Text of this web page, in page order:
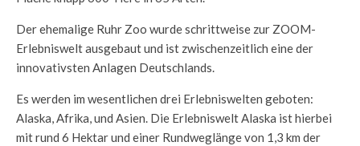
Der ehemalige Ruhr Zoo wurde schrittweise zur ZOOM-
Erlebniswelt ausgebaut und ist zwischenzeitlich eine der
innovativsten Anlagen Deutschlands.
Es werden im wesentlichen drei Erlebniswelten geboten:
Alaska, Afrika, und Asien. Die Erlebniswelt Alaska ist hierbei
mit rund 6 Hektar und einer Rundweglänge von 1,3 km der